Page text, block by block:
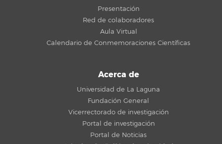
Presentación
Red de colaboradores
Aula Virtual
Calendario de Conmemoraciones Científicas
Acerca de
Universidad de La Laguna
Fundación General
Vicerrectorado de investigación
Portal de investigación
Portal de Noticias